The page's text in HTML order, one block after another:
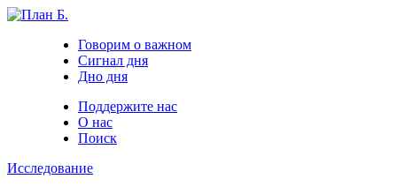
Говорим о важном
Сигнал дня
Дно дня
Поддержите нас
О нас
Поиск
Исследование